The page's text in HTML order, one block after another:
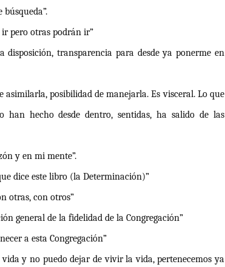
pero otras podrán ir”
disposición, transparencia para desde ya ponerme en
asimilarla, posibilidad de manejarla. Es visceral. Lo que
han hecho desde dentro, sentidas, ha salido de las
y en mi mente”.
dice este libro (la Determinación)”
otras, con otros”
general de la fidelidad de la Congregación”
a esta Congregación”
vida y no puedo dejar de vivir la vida, pertenecemos ya